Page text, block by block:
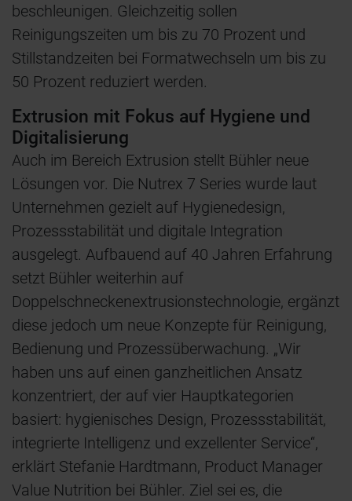
beschleunigen. Gleichzeitig sollen
Reinigungszeiten um bis zu 70 Prozent und
Stillstandzeiten bei Formatwechseln um bis zu
50 Prozent reduziert werden.
Extrusion mit Fokus auf Hygiene und
Digitalisierung
Auch im Bereich Extrusion stellt Bühler neue
Lösungen vor. Die Nutrex 7 Series wurde laut
Unternehmen gezielt auf Hygienedesign,
Prozessstabilität und digitale Integration
ausgelegt. Aufbauend auf 40 Jahren Erfahrung
setzt Bühler weiterhin auf
Doppelschneckenextrusionstechnologie, ergänzt
diese jedoch um neue Konzepte für Reinigung,
Bedienung und Prozessüberwachung. „Wir
haben uns auf einen ganzheitlichen Ansatz
konzentriert, der auf vier Hauptkategorien
basiert: hygienisches Design, Prozessstabilität,
integrierte Intelligenz und exzellenter Service“,
erklärt Stefanie Hardtmann, Product Manager
Value Nutrition bei Bühler. Ziel sei es, die